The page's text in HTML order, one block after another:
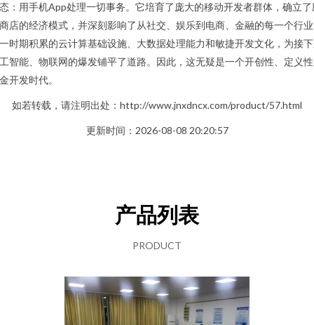
：用手机App处理一切事务。它培育了庞大的移动开发者群体，确立了
店的经济模式，并深刻影响了从社交、娱乐到电商、金融的每一个行
时期积累的云计算基础设施、大数据处理能力和敏捷开发文化，为接
智能、物联网的爆发铺平了道路。因此，这无疑是一个开创性、定义
开发时代。
如若转载，请注明出处：http://www.jnxdncx.com/product/57.html
更新时间：2026-08-08 20:20:57
产品列表
PRODUCT